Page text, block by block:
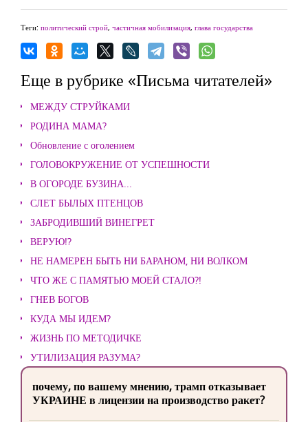
Теги: политический строй, частичная мобилизация, глава государства
Еще в рубрике «Письма читателей»
МЕЖДУ СТРУЙКАМИ
РОДИНА МАМА?
Обновление с оголением
ГОЛОВОКРУЖЕНИЕ ОТ УСПЕШНОСТИ
В ОГОРОДЕ БУЗИНА...
СЛЕТ БЫЛЫХ ПТЕНЦОВ
ЗАБРОДИВШИЙ ВИНЕГРЕТ
ВЕРУЮ!?
НЕ НАМЕРЕН БЫТЬ НИ БАРАНОМ, НИ ВОЛКОМ
ЧТО ЖЕ С ПАМЯТЬЮ МОЕЙ СТАЛО?!
ГНЕВ БОГОВ
КУДА МЫ ИДЕМ?
ЖИЗНЬ ПО МЕТОДИЧКЕ
УТИЛИЗАЦИЯ РАЗУМА?
почему, по вашему мнению, трамп отказывает
УКРАИНЕ в лицензии на производство ракет?